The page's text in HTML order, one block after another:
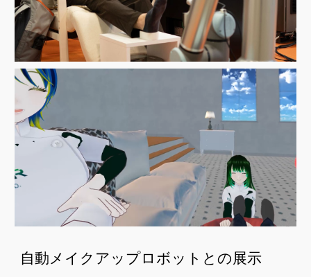
自動メイクアップロボットとの展示